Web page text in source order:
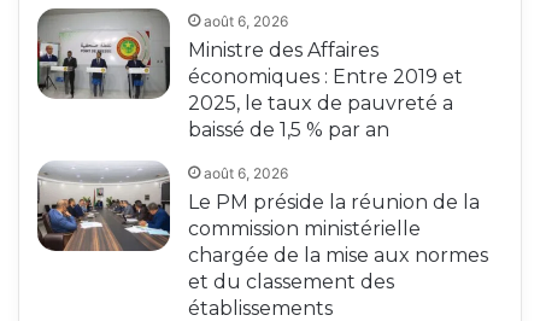
août 6, 2026
Ministre des Affaires
économiques : Entre 2019 et
2025, le taux de pauvreté a
baissé de 1,5 % par an
août 6, 2026
Le PM préside la réunion de la
commission ministérielle
chargée de la mise aux normes
et du classement des
établissements